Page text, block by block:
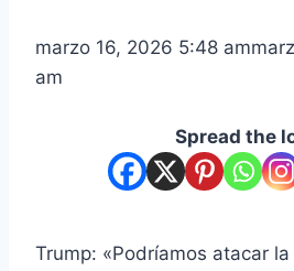
marzo 16, 2026 5:48 am
am
Spread the
Trump: «Podríamos atacar